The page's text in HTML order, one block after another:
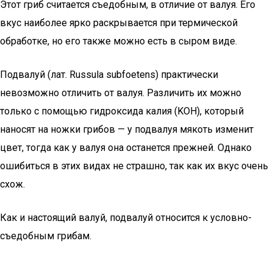
Этот гриб считается съедобным, в отличие от валуя. Его
вкус наиболее ярко раскрывается при термической
обработке, но его также можно есть в сыром виде.
Подвалуй (лат. Russula subfoetens) практически
невозможно отличить от валуя. Различить их можно
только с помощью гидроксида калия (KOH), который
наносят на ножки грибов — у подвалуя мякоть изменит
цвет, тогда как у валуя она останется прежней. Однако
ошибиться в этих видах не страшно, так как их вкус очень
схож.
Как и настоящий валуй, подвалуй относится к условно-
съедобным грибам.